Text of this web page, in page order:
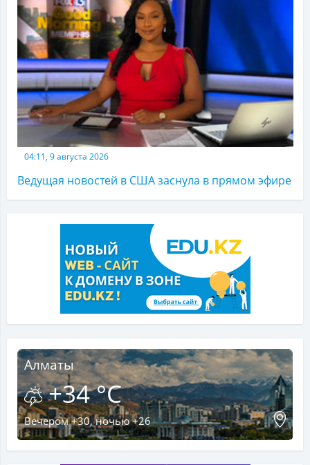
04:11, 9 августа 2026
Ведущая новостей в США заснула в прямом эфире
Алматы
+34 °C
Вечером +30, ночью +26